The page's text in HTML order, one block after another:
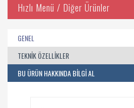
Hızlı Menü / Diğer Ürünler
GENEL
TEKNİK ÖZELLİKLER
BU ÜRÜN HAKKINDA BİLGİ AL